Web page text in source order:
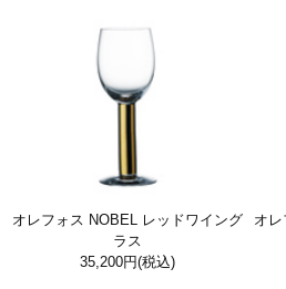
オレフォス NOBEL レッドワイング
ラス
35,200円(税込)
オ